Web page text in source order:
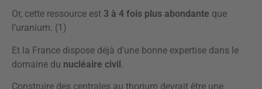
Or, cette ressource est 3 à 4 fois plus abondante que
l’uranium. (1)
Et la France dispose déjà d’une bonne expertise dans le
domaine du nucléaire civil.
Construire des centrales au thorium devrait être une